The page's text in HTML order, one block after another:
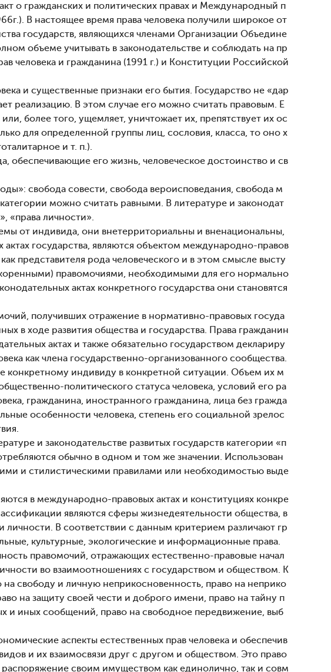
о гражданских и политических правах и Международный п
В настоящее время права человека получили широкое от
государств, являющихся членами Организации Объедине
объеме учитывать в законодательстве и соблюдать на пр
человека и гражданина (1991 г.) и Конституции Российской
и существенные признаки его бытия. Государство не «дар
реализацию. В этом случае его можно считать правовым. Е
более того, ущемляет, уничтожает их, препятствует их ос
для определенной группы лиц, сословия, класса, то оно х
и т. п.).
обеспечивающие его жизнь, человеческое достоинство и св
свобода совести, свобода вероисповедания, свобода м
можно считать равными. В литературе и законодат
«права личности».
от индивида, они внетерриториальны и вненациональны,
государства, являются объектом международно-правов
представителя рода человеческого и в этом смысле высту
правомочиями, необходимыми для его нормально
актах конкретного государства они становятся
получивших отражение в нормативно-правовых госуда
в ходе развития общества и государства. Права гражданин
актах и также обязательно государством деклариру
как члена государственно-организованного сообщества.
индивиду в конкретной ситуации. Объем их м
политического статуса человека, условий его ра
гражданина, иностранного гражданина, лица без гражда
особенности человека, степень его социальной зрелос
и законодательстве развитых государств категории «п
обычно в одном и том же значении. Использован
и стилистическими правилами или необходимостью выде
в международно-правовых актах и конституциях конкре
являются сферы жизнедеятельности общества, в
В соответствии с данным критерием различают гр
культурные, экологические и информационные права.
правомочий, отражающих естественно-правовые начал
во взаимоотношениях с государством и обществом. К
свободу и личную неприкосновенность, право на неприко
на защиту своей чести и доброго имени, право на тайну п
и иных сообщений, право на свободное передвижение, выб
аспекты естественных прав человека и обеспечив
и их взаимосвязи друг с другом и обществом. Это право
своим имуществом как единолично, так и совм